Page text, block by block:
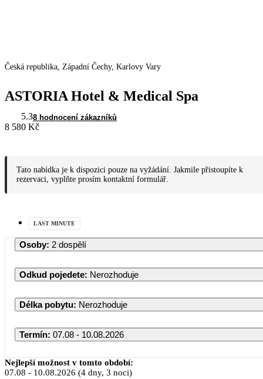
Česká republika, Západní Čechy, Karlovy Vary
ASTORIA Hotel & Medical Spa
5.38 hodnocení zákazníků
8 580 Kč
Tato nabídka je k dispozici pouze na vyžádání. Jakmile přistoupíte k
rezervaci, vyplňte prosím kontaktní formulář.
LAST MINUTE
Osoby: 2 dospělí
Odkud pojedete: Nerozhoduje
Délka pobytu: Nerozhoduje
Termín: 07.08 - 10.08.2026
Srpen 2026
Nejlepší možnost v tomto období:
07.08 - 10.08.2026 (4 dny, 3 noci)